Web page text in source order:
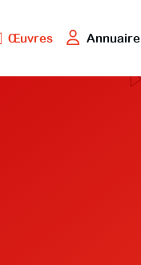
Œuvres Annuaire